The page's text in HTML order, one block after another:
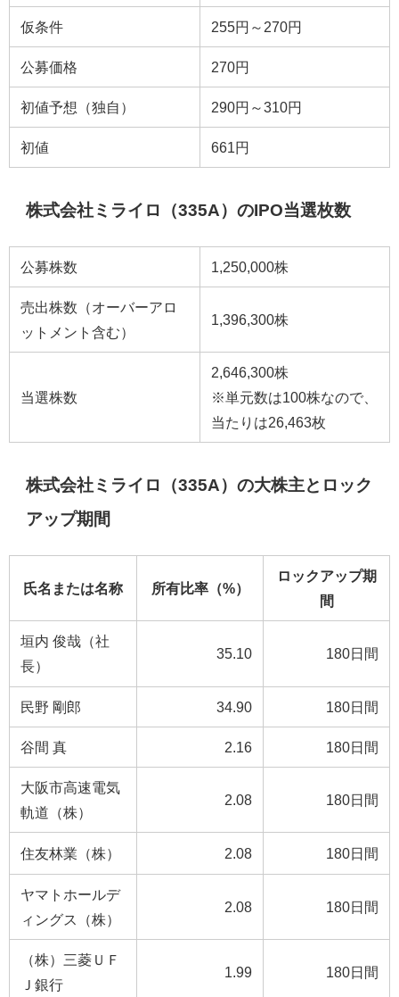
仮条件 255円～270円
公募価格 270円
初値予想（独自） 290円～310円
初値 661円
株式会社ミライロ（335A）のIPO当選枚数
公募株数 1,250,000株
売出株数（オーバーアロ
ットメント含む）
1,396,300株
当選株数
2,646,300株
※単元数は100株なので、
当たりは26,463枚
株式会社ミライロ（335A）の大株主とロック
アップ期間
氏名または名称 所有比率（%）
ロックアップ期
間
垣内 俊哉（社
長）
35.10 180日間
民野 剛郎 34.90 180日間
谷間 真 2.16 180日間
大阪市高速電気
軌道（株）
2.08 180日間
住友林業（株） 2.08 180日間
ヤマトホールデ
ィングス（株）
2.08 180日間
（株）三菱ＵＦ
Ｊ銀行
1.99 180日間